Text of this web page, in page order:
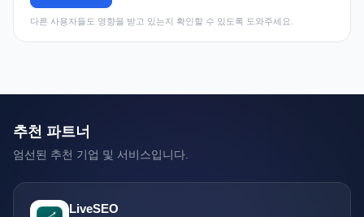
다른 사용자들도 영향을 받고 있는지 확인할 수 있도록 도와주세요.
추천 파트너
엄선된 추천 기업 및 서비스입니다.
LiveSEO